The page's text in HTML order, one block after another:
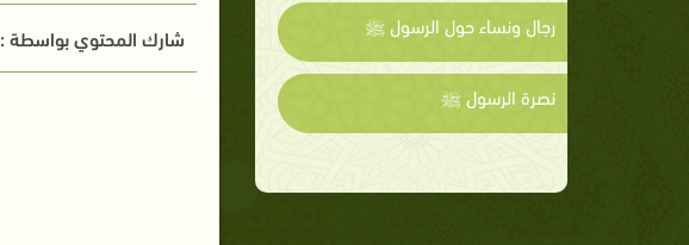
رجال ونساء حول الرسول ﷺ
نصرة الرسول ﷺ
شارك المحتوي بواسطة :